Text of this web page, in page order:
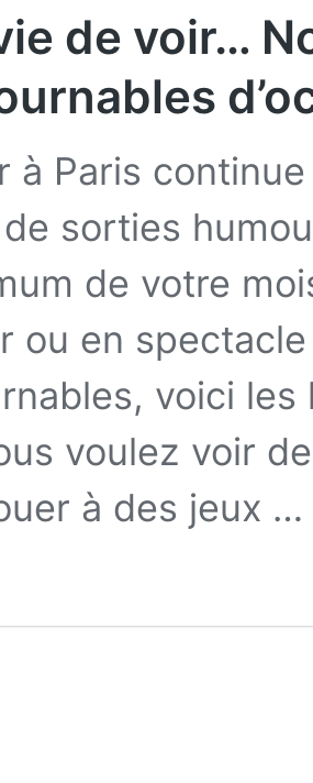
de voir…
à Paris
sorties
de votre
ou en
voici
voulez voir
à des jeux …